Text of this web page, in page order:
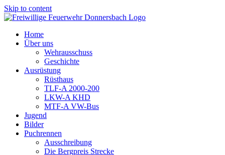
Skip to content
Home
Über uns
Wehrausschuss
Geschichte
Ausrüstung
Rüsthaus
TLF-A 2000-200
LKW-A KHD
MTF-A VW-Bus
Jugend
Bilder
Puchrennen
Ausschreibung
Die Bergpreis Strecke